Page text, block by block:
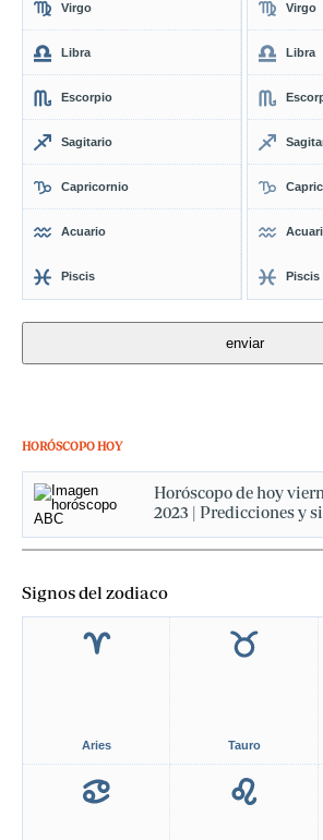
Virgo
Libra
Escorpio
Sagitario
Capricornio
Acuario
Piscis
Virgo
Libra
Piscis
HORÓSCOPO HOY
Horóscopo de hoy
2023 | Predicciones y
Signos del zodiaco
Aries Tauro